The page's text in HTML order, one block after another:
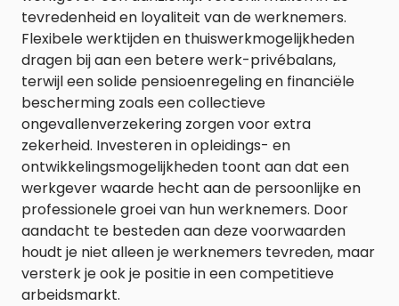
tevredenheid en loyaliteit van de werknemers.
Flexibele werktijden en thuiswerkmogelijkheden
dragen bij aan een betere werk-privébalans,
terwijl een solide pensioenregeling en financiële
bescherming zoals een collectieve
ongevallenverzekering zorgen voor extra
zekerheid. Investeren in opleidings- en
ontwikkelingsmogelijkheden toont aan dat een
werkgever waarde hecht aan de persoonlijke en
professionele groei van hun werknemers. Door
aandacht te besteden aan deze voorwaarden
houdt je niet alleen je werknemers tevreden, maar
versterk je ook je positie in een competitieve
arbeidsmarkt.